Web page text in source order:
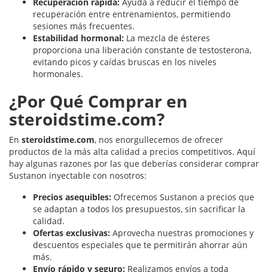
recuperación entre entrenamientos, permitiendo
sesiones más frecuentes.
Estabilidad hormonal: La mezcla de ésteres
proporciona una liberación constante de testosterona,
evitando picos y caídas bruscas en los niveles
hormonales.
¿Por Qué Comprar en
steroidstime.com?
En steroidstime.com, nos enorgullecemos de ofrecer
productos de la más alta calidad a precios competitivos. Aquí
hay algunas razones por las que deberías considerar comprar
Sustanon inyectable con nosotros:
Precios asequibles: Ofrecemos Sustanon a precios que
se adaptan a todos los presupuestos, sin sacrificar la
calidad.
Ofertas exclusivas: Aprovecha nuestras promociones y
descuentos especiales que te permitirán ahorrar aún
más.
Envío rápido y seguro: Realizamos envíos a toda